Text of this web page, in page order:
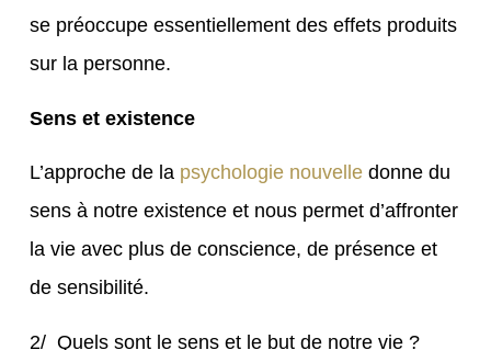
se préoccupe essentiellement des effets produits
sur la personne.
Sens et existence
L’approche de la psychologie nouvelledonne du
sens à notre existence et nous permet d’affronter
la vie avec plus de conscience, de présence et
de sensibilité.
2/ Quels sont le sens et le but de notre vie ?